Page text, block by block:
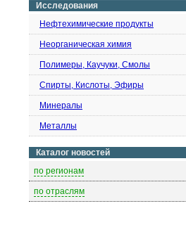
Исследования
Нефтехимические продукты
Неорганическая химия
Полимеры, Каучуки, Смолы
Спирты, Кислоты, Эфиры
Минералы
Металлы
Каталог новостей
по регионам
по отраслям